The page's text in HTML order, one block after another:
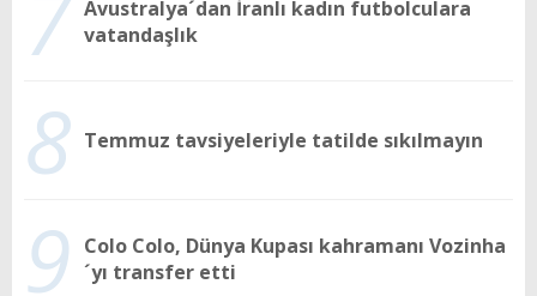
Avustralya´dan İranlı kadın futbolculara
vatandaşlık
8 Temmuz tavsiyeleriyle tatilde sıkılmayın
9
Colo Colo, Dünya Kupası kahramanı Vozinha
´yı transfer etti